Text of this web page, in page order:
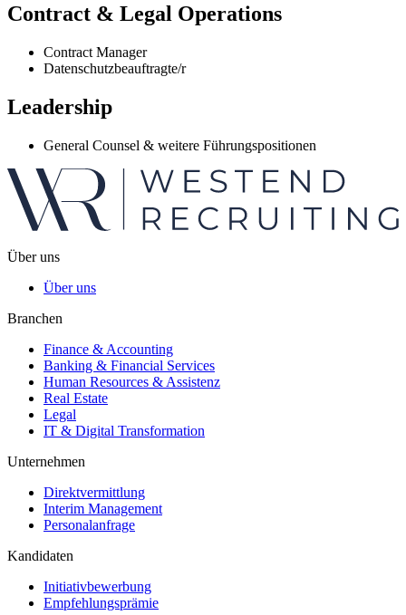
Contract & Legal Operations
Contract Manager
Datenschutzbeauftragte/r
Leadership
General Counsel & weitere Führungspositionen
Über uns
Über uns
Branchen
Finance & Accounting
Banking & Financial Services
Human Resources & Assistenz
Real Estate
Legal
IT & Digital Transformation
Unternehmen
Direktvermittlung
Interim Management
Personalanfrage
Kandidaten
Initiativbewerbung
Empfehlungsprämie